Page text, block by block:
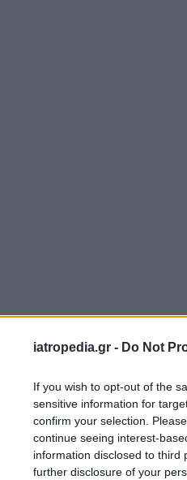
iatropedia.gr - Do Not
If you wish to opt-out of the
sensitive information for
confirm your selection.
continue seeing interest-
information disclosed to third
further disclosure of your